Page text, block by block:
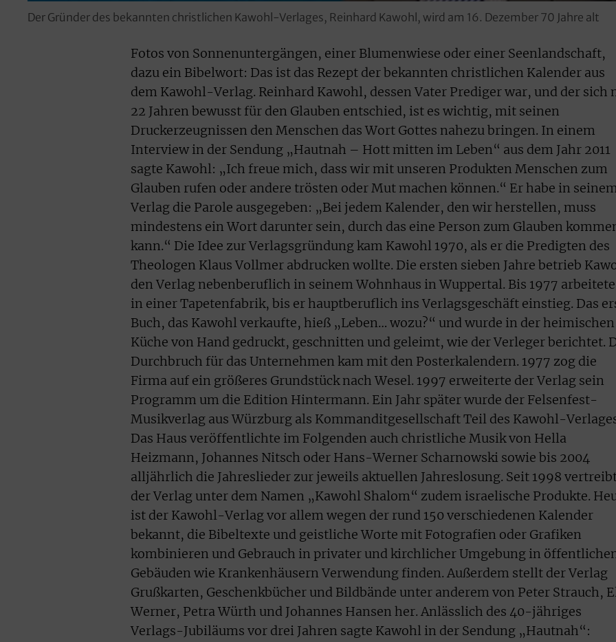
Der Gründer des bekannten christlichen Kawohl-Verlages, Reinhard Kawohl, wird am 16. Dezember 70 Jahre alt
Fotos von Sonnenuntergängen, einer Blumenwiese oder einer Seenlandschaft,
dazu ein Bibelwort: Das ist das Rezept der bekannten christlichen Kalender aus
dem Kawohl-Verlag. Reinhard Kawohl, dessen Vater Prediger war, und der sich
22 Jahren bewusst für den Glauben entschied, ist es wichtig, mit seinen
Druckerzeugnissen den Menschen das Wort Gottes nahezu bringen. In einem
Interview in der Sendung „Hautnah – Hott mitten im Leben“ aus dem Jahr 2011
sagte Kawohl: „Ich freue mich, dass wir mit unseren Produkten Menschen zum
Glauben rufen oder andere trösten oder Mut machen können.“ Er habe in
Verlag die Parole ausgegeben: „Bei jedem Kalender, den wir herstellen, muss
mindestens ein Wort darunter sein, durch das eine Person zum Glauben
kann.“ Die Idee zur Verlagsgründung kam Kawohl 1970, als er die Predigten des
Theologen Klaus Vollmer abdrucken wollte. Die ersten sieben Jahre betrieb
den Verlag nebenberuflich in seinem Wohnhaus in Wuppertal. Bis 1977
in einer Tapetenfabrik, bis er hauptberuflich ins Verlagsgeschäft einstieg. Das
Buch, das Kawohl verkaufte, hieß „Leben… wozu?“ und wurde in der heimischen
Küche von Hand gedruckt, geschnitten und geleimt, wie der Verleger berichtet.
Durchbruch für das Unternehmen kam mit den Posterkalendern. 1977 zog die
Firma auf ein größeres Grundstück nach Wesel. 1997 erweiterte der Verlag sein
Programm um die Edition Hintermann. Ein Jahr später wurde der Felsenfest-
Musikverlag aus Würzburg als Kommanditgesellschaft Teil des Kawohl-
Das Haus veröffentlichte im Folgenden auch christliche Musik von Hella
Heizmann, Johannes Nitsch oder Hans-Werner Scharnowski sowie bis 2004
alljährlich die Jahreslieder zur jeweils aktuellen Jahreslosung. Seit 1998
der Verlag unter dem Namen „Kawohl Shalom“ zudem israelische Produkte.
ist der Kawohl-Verlag vor allem wegen der rund 150 verschiedenen Kalender
bekannt, die Bibeltexte und geistliche Worte mit Fotografien oder Grafiken
kombinieren und Gebrauch in privater und kirchlicher Umgebung in
Gebäuden wie Krankenhäusern Verwendung finden. Außerdem stellt der Verlag
Grußkarten, Geschenkbücher und Bildbände unter anderem von Peter Strauch,
Werner, Petra Würth und Johannes Hansen her. Anlässlich des 40-jähriges
Verlags-Jubiläums vor drei Jahren sagte Kawohl in der Sendung „Hautnah“: